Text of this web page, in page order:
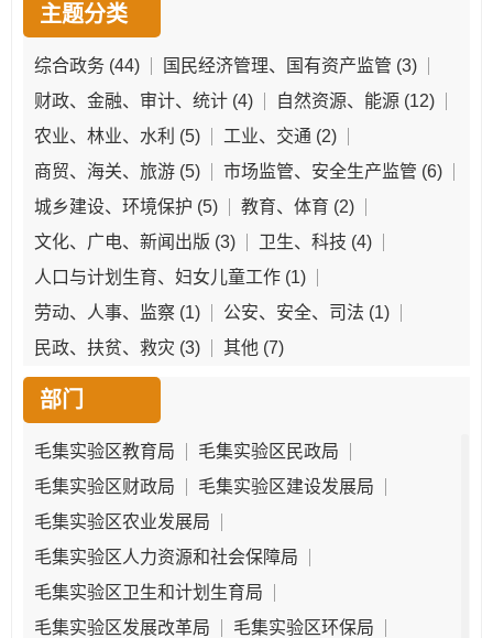
主题分类
综合政务 (44) 国民经济管理、国有资产监管 (3)
财政、金融、审计、统计 (4) 自然资源、能源 (12)
农业、林业、水利 (5) 工业、交通 (2)
商贸、海关、旅游 (5) 市场监管、安全生产监管 (6)
城乡建设、环境保护 (5) 教育、体育 (2)
文化、广电、新闻出版 (3) 卫生、科技 (4)
人口与计划生育、妇女儿童工作 (1)
劳动、人事、监察 (1) 公安、安全、司法 (1)
民政、扶贫、救灾 (3) 其他 (7)
部门
毛集实验区教育局
毛集实验区民政局
毛集实验区财政局
毛集实验区建设发展局
毛集实验区农业发展局
毛集实验区人力资源和社会保障局
毛集实验区卫生和计划生育局
毛集实验区发展改革局
毛集实验区环保局